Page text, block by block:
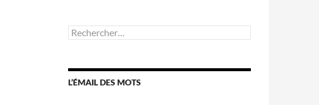
Rechercher :
L’ÉMAIL DES MOTS